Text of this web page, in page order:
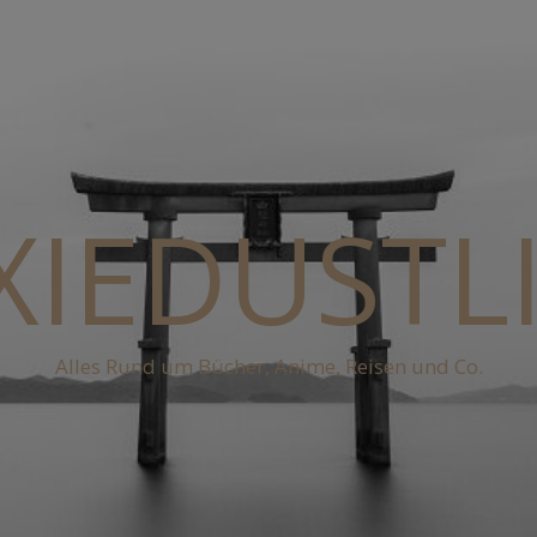
Alles Rund um Bücher, Anime, Reisen und Co.